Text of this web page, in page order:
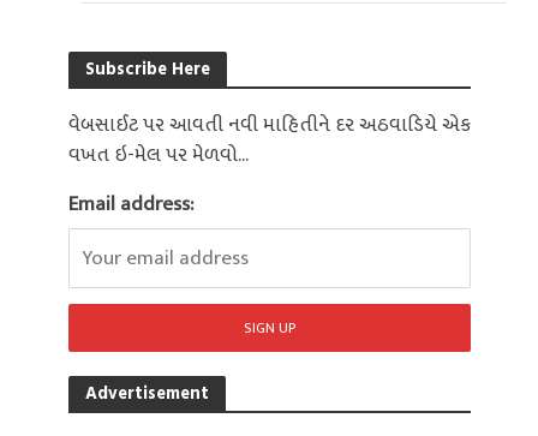
Subscribe Here
વેબસાઈટ પર આવતી નવી માહિતીને દર અઠવાડિયે એક
વખત ઇ-મેલ પર મેળવો...
Email address:
Advertisement